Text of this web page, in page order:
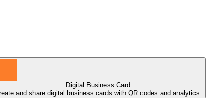
Digital Business Card
and share digital business cards with QR codes and analytics.